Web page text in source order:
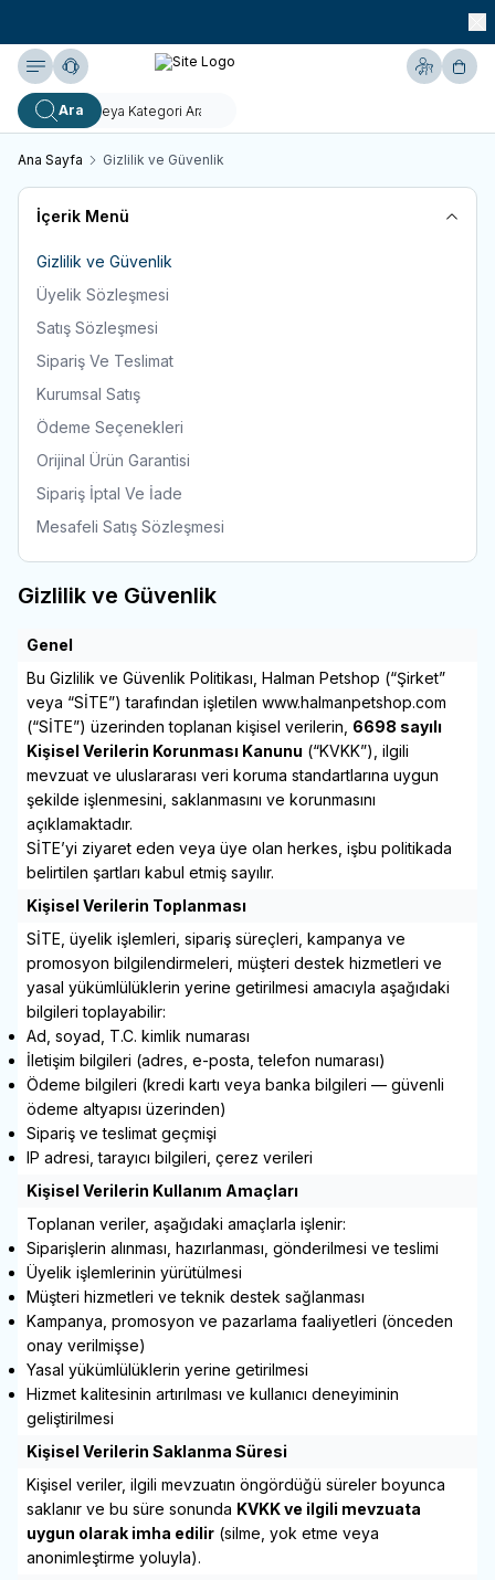
Yardım
Ara
Hesabım
Ana Sayfa Gizlilik ve Güvenlik
İçerik Menü
Gizlilik ve Güvenlik
Üyelik Sözleşmesi
Satış Sözleşmesi
Sipariş Ve Teslimat
Kurumsal Satış
Ödeme Seçenekleri
Orijinal Ürün Garantisi
Sipariş İptal Ve İade
Mesafeli Satış Sözleşmesi
Gizlilik ve Güvenlik
Genel
Bu Gizlilik ve Güvenlik Politikası, Halman Petshop (“Şirket”
veya “SİTE”) tarafından işletilen www.halmanpetshop.com
(“SİTE”) üzerinden toplanan kişisel verilerin, 6698 sayılı
Kişisel Verilerin Korunması Kanunu (“KVKK”), ilgili
mevzuat ve uluslararası veri koruma standartlarına uygun
şekilde işlenmesini, saklanmasını ve korunmasını
açıklamaktadır.
SİTE’yi ziyaret eden veya üye olan herkes, işbu politikada
belirtilen şartları kabul etmiş sayılır.
Kişisel Verilerin Toplanması
SİTE, üyelik işlemleri, sipariş süreçleri, kampanya ve
promosyon bilgilendirmeleri, müşteri destek hizmetleri ve
yasal yükümlülüklerin yerine getirilmesi amacıyla aşağıdaki
bilgileri toplayabilir:
Ad, soyad, T.C. kimlik numarası
İletişim bilgileri (adres, e-posta, telefon numarası)
Ödeme bilgileri (kredi kartı veya banka bilgileri — güvenli
ödeme altyapısı üzerinden)
Sipariş ve teslimat geçmişi
IP adresi, tarayıcı bilgileri, çerez verileri
Kişisel Verilerin Kullanım Amaçları
Toplanan veriler, aşağıdaki amaçlarla işlenir:
Siparişlerin alınması, hazırlanması, gönderilmesi ve teslimi
Üyelik işlemlerinin yürütülmesi
Müşteri hizmetleri ve teknik destek sağlanması
Kampanya, promosyon ve pazarlama faaliyetleri (önceden
onay verilmişse)
Yasal yükümlülüklerin yerine getirilmesi
Hizmet kalitesinin artırılması ve kullanıcı deneyiminin
geliştirilmesi
Kişisel Verilerin Saklanma Süresi
Kişisel veriler, ilgili mevzuatın öngördüğü süreler boyunca
saklanır ve bu süre sonunda KVKK ve ilgili mevzuata
uygun olarak imha edilir (silme, yok etme veya
anonimleştirme yoluyla).